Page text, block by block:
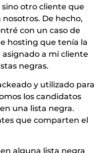
otro cliente que
De hecho,
con un caso de
hosting que tenía la
a mi cliente
negras.
y utilizado para
los candidatos
una lista negra.
que comparten el
alguna lista negra